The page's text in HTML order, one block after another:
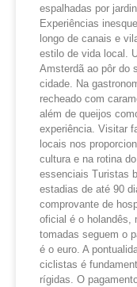
espalhadas por
Experiências
longo de canais e
estilo de vida local.
Amsterdã ao pôr do
cidade. Na
recheado com
além de queijos
experiência. Visitar
locais nos
cultura e na rotina
essenciais Turistas
estadias de até 90
comprovante de
oficial é o holandês,
tomadas seguem o
é o euro. A
ciclistas é
rígidas. O